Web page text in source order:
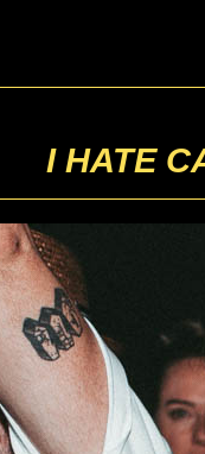
I HATE